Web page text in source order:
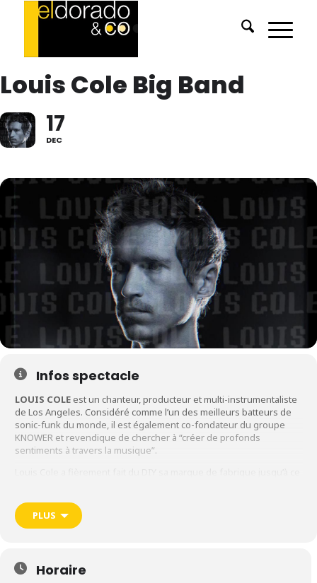
Louis Cole Big Band
17
DEC
Infos spectacle
LOUIS COLE est un chanteur, producteur et multi-instrumentaliste
de Los Angeles. Considéré comme l’un des meilleurs batteurs de
sonic-funk du monde, il est également co-fondateur du groupe
KNOWER et revendique de chercher à “créer de profonds
sentiments à travers la musique”.
disponible sur Brainfeeder – révèle son talent au plus grand
nombre.
Transbordeur· LYON
PLUS
Horaire